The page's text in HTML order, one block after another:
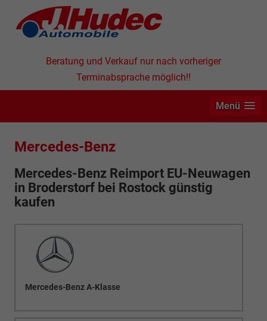
Beratung und Verkauf nur nach vorheriger
Terminabsprache möglich!!
Menü
Mercedes-Benz
Mercedes-Benz Reimport EU-Neuwagen
in Broderstorf bei Rostock günstig
kaufen
Mercedes-Benz A-Klasse